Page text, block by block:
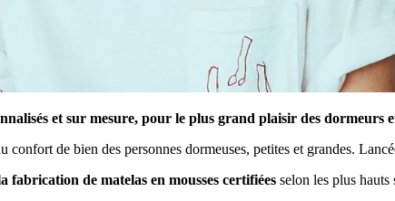
et sur mesure, pour le plus grand plaisir des dormeurs
confort de bien des personnes dormeuses, petites et grandes.
fabrication de matelas en mousses certifiées selon les plus hauts